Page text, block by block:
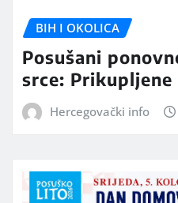
BIH I OKOLICA
Posušani
srce:
Hercegovački info